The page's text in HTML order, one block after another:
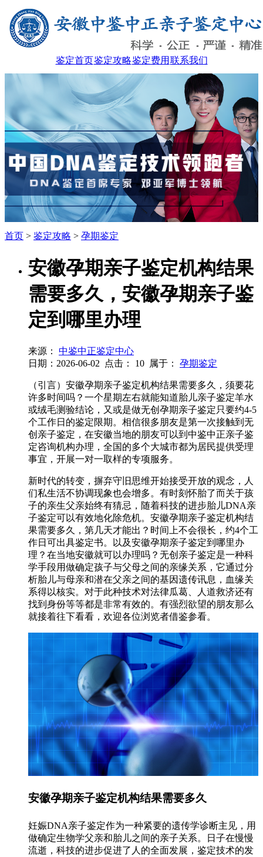
鉴定首页鉴定攻略鉴定费用 联系我们
首页 > 鉴定攻略 > 孕期鉴定
安徽孕期亲子鉴定机构结果
需要多久，安徽孕期亲子鉴
定到哪里办理
来源：
中鉴中正鉴定中心
日期：2026-06-02
点击： 10 属于： 孕期鉴定
（引言）安徽孕期亲子鉴定机构结果需要多久，须要花
许多时间吗？一个星期左右就能知道胎儿亲子鉴定羊水
或绒毛测验结论，又或是做无创孕期亲子鉴定只要约4-5
个工作日的鉴定限期。相信很多朋友是第一次接触到无
创亲子鉴定，在安徽当地的朋友可以到中鉴中正亲子鉴
定咨询机构办理，全国的多个大城市都为居民提供受理
事宜，开展一对一取样的专项服务。
新时代的转变，摒弃守旧思维开始接受开放的观念，人
们私生活不协调现象也会增多。有时刻怀胎了而关于孩
子的亲生父亲始终有猜忌，随着科技的进步胎儿DNA亲
子鉴定可以有效地化除危机。安徽孕期亲子鉴定机构结
果需要多久，第几天才能出？时间上不会很长，约4个工
作日可出具鉴定书。以及安徽孕期亲子鉴定到哪里办
理？在当地安徽就可以办理吗？无创亲子鉴定是一种科
学手段用做确定孩子与父母之间的亲缘关系，它通过分
析胎儿与母亲和潜在父亲之间的基因遗传讯息，血缘关
系得以核实。对于此种技术对法律瓜葛、人道救济还有
找到身份等等都是非常有效的。有强烈欲望的朋友那么
就接着往下看看，欢迎各位浏览者借鉴参看。
安徽孕期亲子鉴定机构结果需要多久
妊娠DNA亲子鉴定作为一种紧要的遗传学诊断主见，用
做确定生物学父亲和胎儿之间的亲子关系。日子在慢慢
流逝，科技的进步促进了人的全面发展，鉴定技术的发